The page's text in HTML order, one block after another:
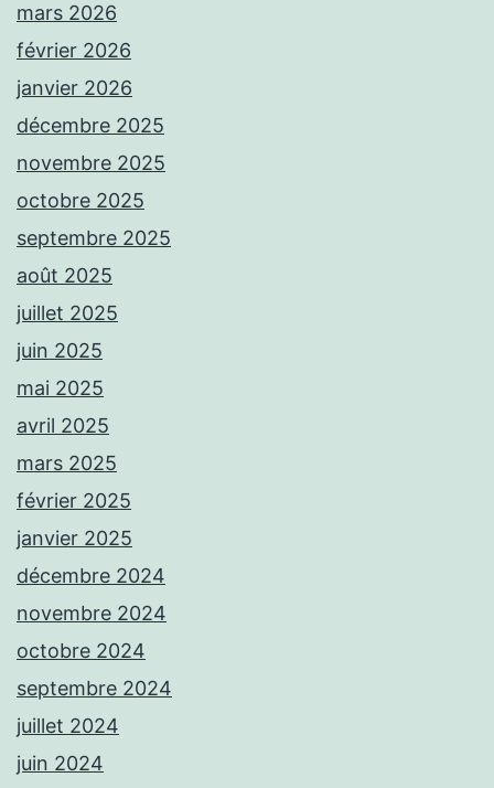
mars 2026
février 2026
janvier 2026
décembre 2025
novembre 2025
octobre 2025
septembre 2025
août 2025
juillet 2025
juin 2025
mai 2025
avril 2025
mars 2025
février 2025
janvier 2025
décembre 2024
novembre 2024
octobre 2024
septembre 2024
juillet 2024
juin 2024